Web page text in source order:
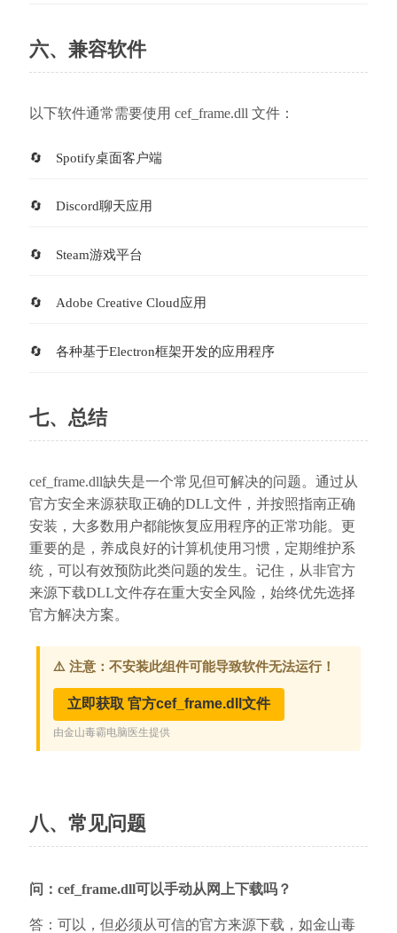
六、兼容软件
以下软件通常需要使用 cef_frame.dll 文件：
Spotify桌面客户端
Discord聊天应用
Steam游戏平台
Adobe Creative Cloud应用
各种基于Electron框架开发的应用程序
七、总结
cef_frame.dll缺失是一个常见但可解决的问题。通过从
官方安全来源获取正确的DLL文件，并按照指南正确
安装，大多数用户都能恢复应用程序的正常功能。更
重要的是，养成良好的计算机使用习惯，定期维护系
统，可以有效预防此类问题的发生。记住，从非官方
来源下载DLL文件存在重大安全风险，始终优先选择
官方解决方案。
八、常见问题
问：cef_frame.dll可以手动从网上下载吗？
答：可以，但必须从可信的官方来源下载，如金山毒